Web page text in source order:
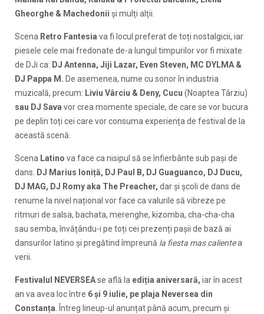
Gheorghe & Machedonii și mulți alții.
Scena Retro Fantesia va fi locul preferat de toți nostalgicii, iar
piesele cele mai fredonate de-a lungul timpurilor vor fi mixate
de DJi ca: DJ Antenna, Jiji Lazar, Even Steven, MC DYLMA &
DJ Pappa M. De asemenea, nume cu sonor în industria
muzicală, precum: Liviu Vârciu & Deny, Cucu (Noaptea Târziu)
sau DJ Sava vor crea momente speciale, de care se vor bucura
pe deplin toți cei care vor consuma experiența de festival de la
această scenă.
Scena Latino va face ca nisipul să se înfierbânte sub pași de
dans.
DJ Marius Ioniță, DJ Paul B, DJ Guaguanco, DJ Ducu,
DJ MAG, DJ Romy aka The Preacher, dar și școli de dans de
renume la nivel național vor face ca valurile să vibreze pe
ritmuri de salsa, bachata, merenghe, kizomba, cha-cha-cha
sau semba, învățându-i pe toți cei prezenți pașii de bază ai
dansurilor latino și pregătind împreună la fiesta mas calientea
verii.
Festivalul NEVERSEAse află la ediția aniversară, iar în acest
an va avea loc între 6 și 9 iulie, pe plaja Neversea din
Constanța . Întreg lineup-ul anunțat până acum, precum și